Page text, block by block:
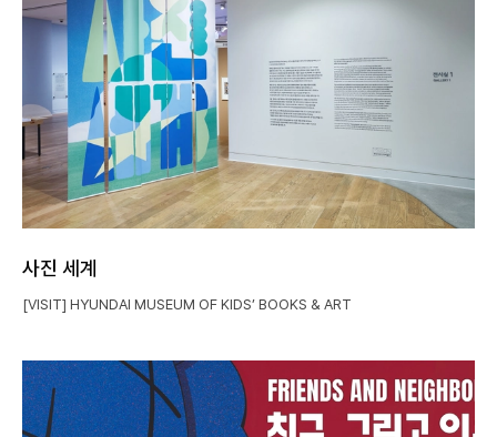
사진 세계
[VISIT] HYUNDAI MUSEUM OF KIDS’ BOOKS & ART